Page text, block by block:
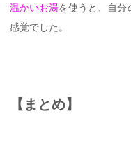
温かいお湯を使うと、自分
感覚でした。
【まとめ】